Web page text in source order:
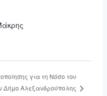
για τη Νόσο του
Δήμο Αλεξανδρούπολης